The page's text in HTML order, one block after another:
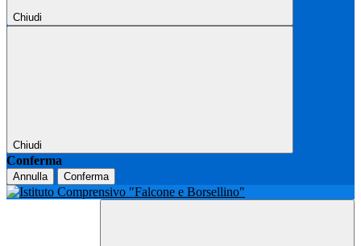
Chiudi
Chiudi
Conferma
Annulla Conferma